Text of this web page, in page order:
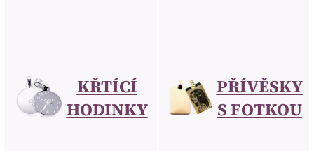
KŘTÍCÍ
HODINKY
PŘÍVĚSKY
S FOTKOU